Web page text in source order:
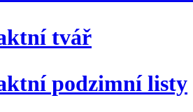
tvář
podzimní listy